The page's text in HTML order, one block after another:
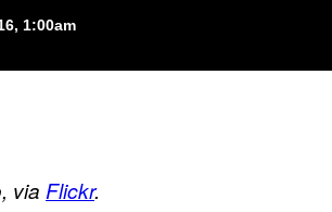
1:00am
via Flickr.